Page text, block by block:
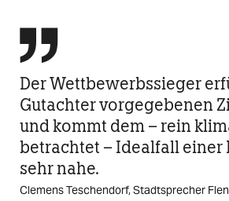

Der Wettbewerbssieger
Gutachter vorgegebenen
und kommt dem – rein
betrachtet – Idealfall einer
sehr nahe.
Clemens Teschendorf, Stadtsprecher